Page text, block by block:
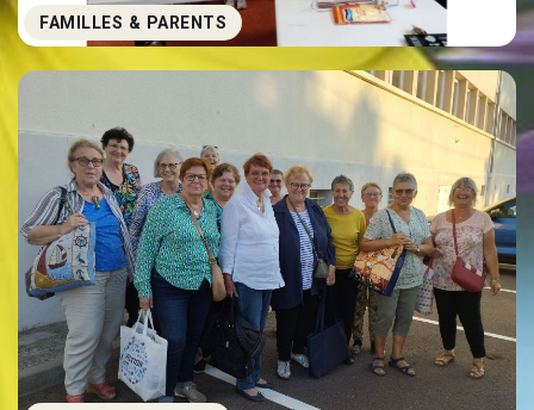
FAMILLES & PARENTS